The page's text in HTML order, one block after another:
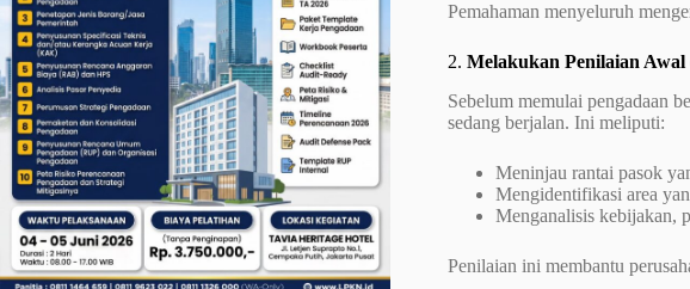
Pemahaman menyeluruh
2. Melakukan Penilaian Awal
Sebelum memulai pengadaan
sedang berjalan. Ini meliputi:
Meninjau rantai pasok
Mengidentifikasi area
Menganalisis kebijakan,
Penilaian ini membantu